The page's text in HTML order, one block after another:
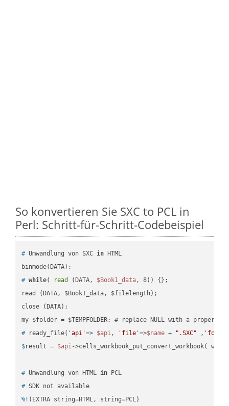
So konvertieren Sie SXC to PCL in
Perl: Schritt-für-Schritt-Codebeispiel
# Umwandlung von SXC in HTML
# while( read (DATA, $Book1_data, 8)) {};
read (DATA, $Book1_data, $filelength);
close (DATA);
# ready_file( 'api'=> $api, 'file'=>$name + ".SXC" ,
$result = $api->cells_workbook_put_convert_workbook(
# Umwandlung von HTML in PCL
# SDK not available
% !(EXTRA string=HTML, string=PCL)